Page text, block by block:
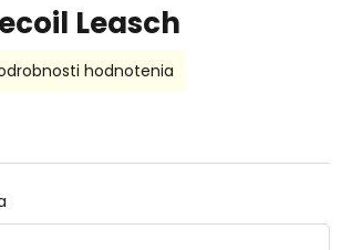
Leasch
hodnotenia